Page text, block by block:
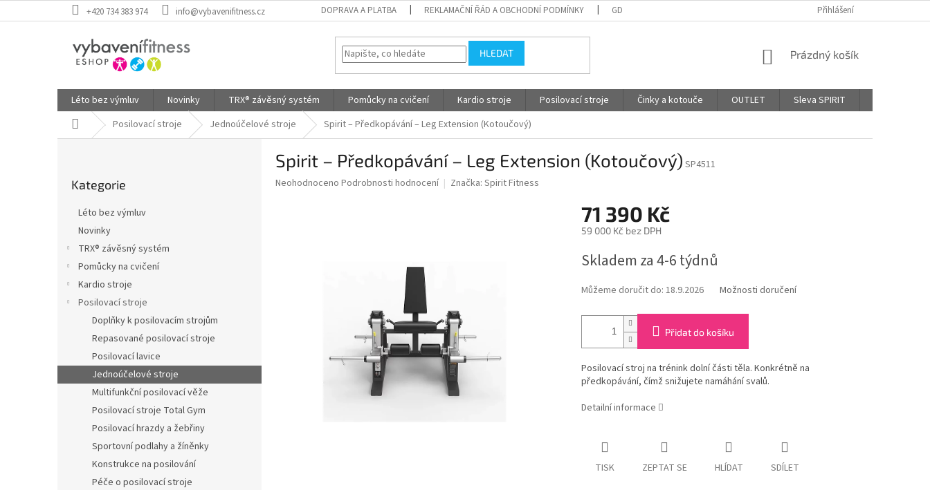
na
+420 734 383 974 info@vybavenifitness.cz DOPRAVA A PLATBA REKLAMAČNÍ ŘÁD A OBCHODNÍ PODMÍNKY GDPR - PODMÍNKY OCHRANY OSOBNÍCH ÚDAJŮ AFFILIATE PROGRAM
Přihlášení
HLEDAT
NÁKUPNÍ
Prázdný košík
Léto bez výmluv Novinky TRX® závěsný systém Pomůcky na cvičení Kardio stroje Posilovací stroje Činky a kotouče OUTLET Sleva SPIRIT
Domů Posilovací stroje Jednoúčelové stroje Spirit – Předkopávání – Leg Extension (Kotoučový)
kategorie
Kategorie
Léto bez výmluv
Novinky
TRX® závěsný systém
Pomůcky na cvičení
Kardio stroje
Posilovací stroje
Doplňky k posilovacím strojům
Repasované posilovací stroje
Posilovací lavice
Jednoúčelové stroje
Multifunkční posilovací věže
Posilovací stroje Total Gym
Posilovací hrazdy a žebřiny
Sportovní podlahy a žíněnky
Konstrukce na posilování
Péče o posilovací stroje
Spirit – Předkopávání – Leg Extension (Kotoučový) SP4511
Průměrné
Neohodnoceno Podrobnosti hodnocení Značka: Spirit Fitness
71 390 Kč
59 000 Kč bez DPH
cena:
Skladem za 4-6 týdnů
Můžeme doručit do: 18.9.2026 Možnosti doručení
Přidat do košíku
Posilovací stroj na trénink dolní části těla. Konkrétně na
předkopávání, čímž snižujete namáhání svalů.
Detailní informace
TISK ZEPTAT SE HLÍDAT SDÍLET